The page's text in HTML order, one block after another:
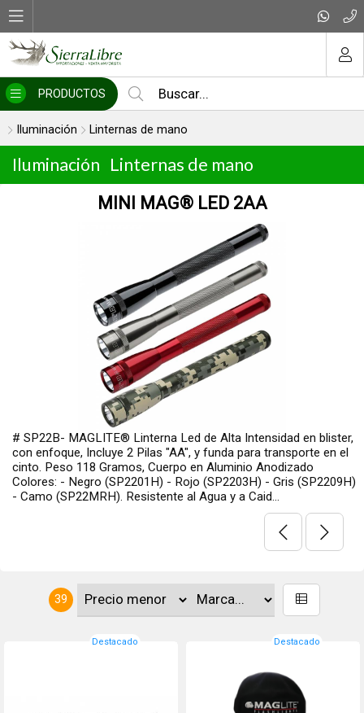
PRODUCTOS
Iluminación Linternas de mano
Iluminación Linternas de mano
Alta Intensidad en blister,
para transporte en el
Anodizado
- Gris (SP2209H)
y a Caid...
ML300LX™ 3D
# ML300LXS3RI6 - MAGLITE®
Intensidad, Especial Policial / Militar
pilas D , 80 horas de encendido
Óptica Balanceada y cuerpo en
la Corrosión - Medidas 298.45 mm
39
Destacado Destacado